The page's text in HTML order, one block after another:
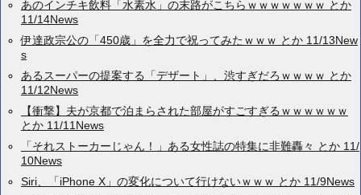
あのインチキ飲料「水素水」の末路がこちらｗｗｗｗｗｗｗ とか
11/14News
伊達政宗公の「450歳」を全力で祝ってみたｗｗｗ とか 11/13New
s
あるスーパーの提案する「デザート」、渋すぎだろｗｗｗｗ とか
11/12News
【衝撃】夫が京都で泊まらされた部屋がすごすぎるｗｗｗｗｗｗ
とか 11/11News
「それストーカーじゃん！」ある女性誌の特集に非難轟々 とか 11/
10News
Siri、「iPhone X」の変化について行けないｗｗｗ とか 11/9News